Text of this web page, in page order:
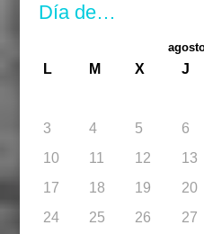
Día de…
L M X J
3
4 5 6
10
11 12 13
17
18 19 20
24
25 26 27